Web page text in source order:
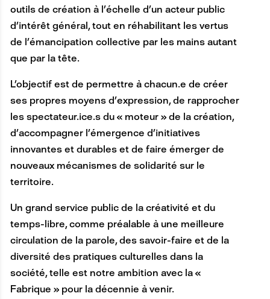
outils de création à l’échelle d’un acteur public
d’intérêt général, tout en réhabilitant les vertus
de l’émancipation collective par les mains autant
que par la tête.
L’objectif est de permettre à chacun.e de créer
ses propres moyens d’expression, de rapprocher
les spectateur.ice.s du « moteur » de la création,
d’accompagner l’émergence d’initiatives
innovantes et durables et de faire émerger de
nouveaux mécanismes de solidarité sur le
territoire.
Un grand service public de la créativité et du
temps-libre, comme préalable à une meilleure
circulation de la parole, des savoir-faire et de la
diversité des pratiques culturelles dans la
société, telle est notre ambition avec la «
Fabrique » pour la décennie à venir.